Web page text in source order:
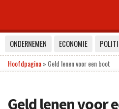
ONDERNEMEN ECONOMIE
Hoofdpagina» Geld lenen voor een boot
Geld lenen voor